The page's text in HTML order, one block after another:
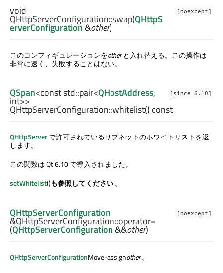
[noexcept]
void
QHttpServerConfiguration::swap(QHttpS
erverConfiguration&other)
このコンフィギュレーションをotherと入れ替える。この操作は
非常に速く、失敗することはない。
[since 6.10]
QSpan<conststd::pair<QHostAddress,
int>>
QHttpServerConfiguration::whitelist() const
QHttpServerで許可されているサブネットのホワイトリストを返
します。
この関数は Qt 6.10 で導入されました。
setWhitelist()も参照してください。
[noexcept]
QHttpServerConfiguration
&QHttpServerConfiguration::operator=
(QHttpServerConfiguration&&other)
QHttpServerConfigurationMove-assignother。